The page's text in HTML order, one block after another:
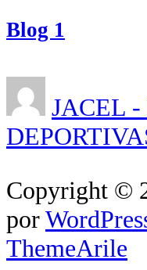
Blog 1
JACEL -
Copyright ©
por
ThemeArile